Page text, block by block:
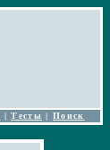
|Тесты | Поиск